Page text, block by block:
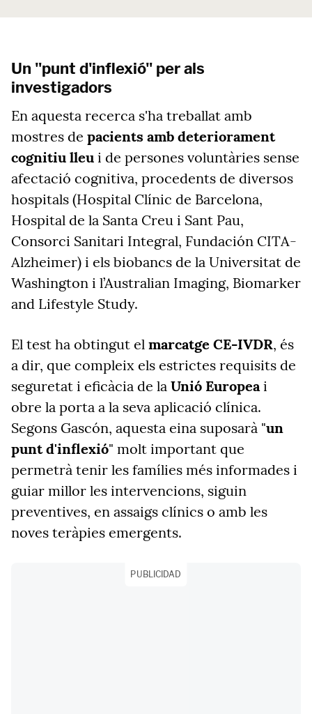
Un "punt d'inflexió" per als
investigadors
En aquesta recerca s'ha treballat amb
mostres de pacients amb deteriorament
cognitiu lleu i de persones voluntàries sense
afectació cognitiva, procedents de diversos
hospitals (Hospital Clínic de Barcelona,
Hospital de la Santa Creu i Sant Pau,
Consorci Sanitari Integral, Fundación CITA-
Alzheimer) i els biobancs de la Universitat de
Washington i l’Australian Imaging, Biomarker
and Lifestyle Study.
El test ha obtingut el marcatge CE-IVDR, és
a dir, que compleix els estrictes requisits de
seguretat i eficàcia de la Unió Europeai
obre la porta a la seva aplicació clínica.
Segons Gascón, aquesta eina suposarà "un
punt d'inflexió" molt important que
permetrà tenir les famílies més informades i
guiar millor les intervencions, siguin
preventives, en assaigs clínics o amb les
noves teràpies emergents.
PUBLICIDAD